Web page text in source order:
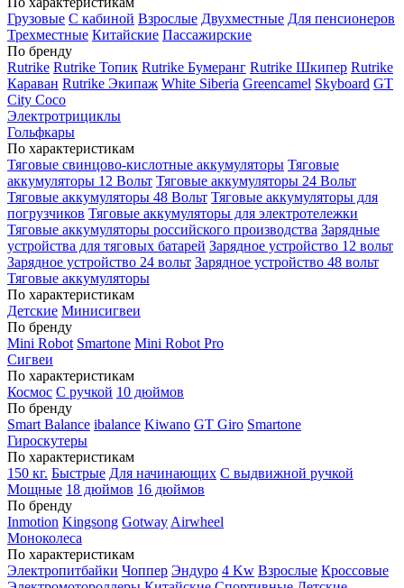
Грузовые С кабиной Взрослые Двухместные Для пенсионеров
Трехместные Китайские Пассажирские
По бренду
Rutrike Rutrike Топик Rutrike Бумеранг Rutrike Шкипер Rutrike
Караван Rutrike Экипаж White Siberia Greencamel Skyboard GT
City Coco
Электротрициклы
Гольфкары
По характеристикам
Тяговые свинцово-кислотные аккумуляторы Тяговые
аккумуляторы 12 Вольт Тяговые аккумуляторы 24 Вольт
Тяговые аккумуляторы 48 Вольт Тяговые аккумуляторы для
погрузчиков Тяговые аккумуляторы для электротележки
Тяговые аккумуляторы российского производства Зарядные
устройства для тяговых батарей Зарядное устройство 12 вольт
Зарядное устройство 24 вольт Зарядное устройство 48 вольт
Тяговые аккумуляторы
По характеристикам
Детские Минисигвеи
По бренду
Mini Robot Smartone Mini Robot Pro
Сигвеи
По характеристикам
Космос С ручкой 10 дюймов
По бренду
Smart Balance ibalance Kiwano GT Giro Smartone
Гироскутеры
По характеристикам
150 кг. Быстрые Для начинающих С выдвижной ручкой
Мощные 18 дюймов 16 дюймов
По бренду
Inmotion Kingsong Gotway Airwheel
Моноколеса
По характеристикам
Электропитбайки Чоппер Эндуро 4 Kw Взрослые Кроссовые